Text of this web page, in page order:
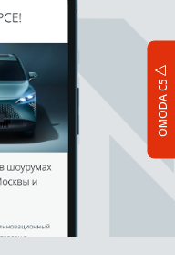
OMODA C5